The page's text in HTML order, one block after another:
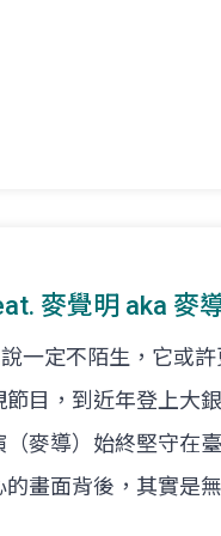
麥覺明 aka 麥
一定不陌生，它或
目，到近年登上大
麥導）始終堅守在
畫面背後，其實是